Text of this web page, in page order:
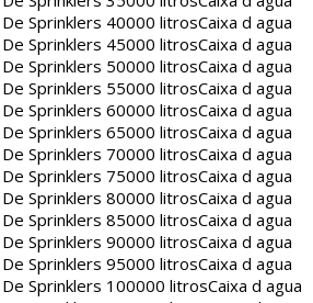
Sprinklers 40000 litrosCaixa d agua
Sprinklers 45000 litrosCaixa d agua
Sprinklers 50000 litrosCaixa d agua
Sprinklers 55000 litrosCaixa d agua
Sprinklers 60000 litrosCaixa d agua
Sprinklers 65000 litrosCaixa d agua
Sprinklers 70000 litrosCaixa d agua
Sprinklers 75000 litrosCaixa d agua
Sprinklers 80000 litrosCaixa d agua
Sprinklers 85000 litrosCaixa d agua
Sprinklers 90000 litrosCaixa d agua
Sprinklers 95000 litrosCaixa d agua
Sprinklers 100000 litrosCaixa d agua